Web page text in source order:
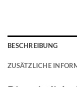
BESCHREIBUNG
ZUSÄTZLICHE